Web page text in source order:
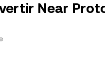
Near